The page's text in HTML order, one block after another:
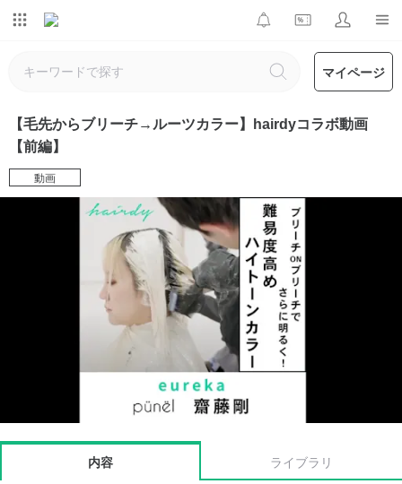
マイページ
【毛先からブリーチ→ルーツカラー】hairdyコラボ動画
【前編】
動画
内容 ライブラリ